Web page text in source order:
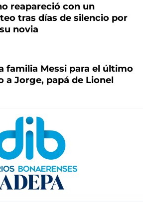
reapareció con un
tras días de silencio por
novia
familia Messi para el último
a Jorge, papá de Lionel